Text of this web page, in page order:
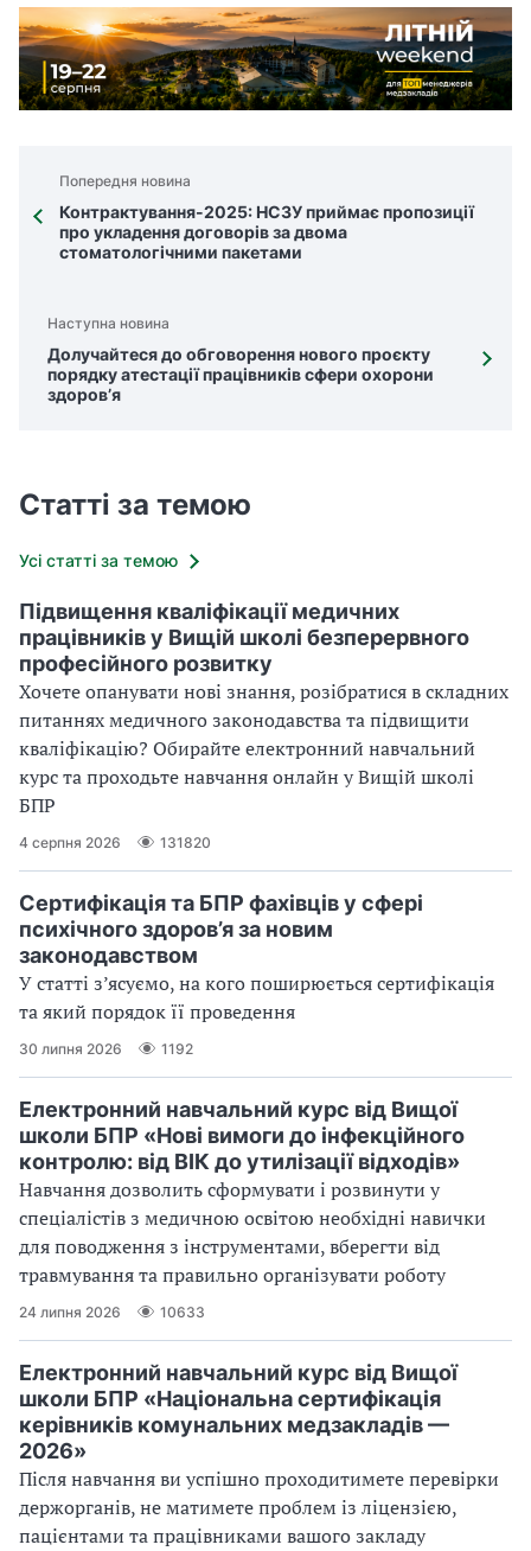
Попередня новина
Контрактування-2025: НСЗУ приймає пропозиції
про укладення договорів за двома
стоматологічними пакетами
Наступна новина
Долучайтеся до обговорення нового проєкту
порядку атестації працівників сфери охорони
здоров’я
Статті за темою
Усі статті за темою
Підвищення кваліфікації медичних
працівників у Вищій школі безперервного
професійного розвитку
Хочете опанувати нові знання, розібратися в складних
питаннях медичного законодавства та підвищити
кваліфікацію? Обирайте електронний навчальний
курс та проходьте навчання онлайн у Вищій школі
БПР
4 серпня 2026 131820
Сертифікація та БПР фахівців у сфері
психічного здоров’я за новим
законодавством
У статті з’ясуємо, на кого поширюється сертифікація
та який порядок її проведення
30 липня 2026 1192
Електронний навчальний курс від Вищої
школи БПР «Нові вимоги до інфекційного
контролю: від ВІК до утилізації відходів»
Навчання дозволить сформувати і розвинути у
спеціалістів з медичною освітою необхідні навички
для поводження з інструментами, вберегти від
травмування та правильно організувати роботу
24 липня 2026 10633
Електронний навчальний курс від Вищої
школи БПР «Національна сертифікація
керівників комунальних медзакладів —
2026»
Після навчання ви успішно проходитимете перевірки
держорганів, не матимете проблем із ліцензією,
пацієнтами та працівниками вашого закладу